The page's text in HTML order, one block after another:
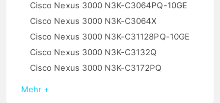
Cisco Nexus 3000 N3K-C3064PQ-10GE
Cisco Nexus 3000 N3K-C3064X
Cisco Nexus 3000 N3K-C31128PQ-10GE
Cisco Nexus 3000 N3K-C3132Q
Cisco Nexus 3000 N3K-C3172PQ
Mehr +